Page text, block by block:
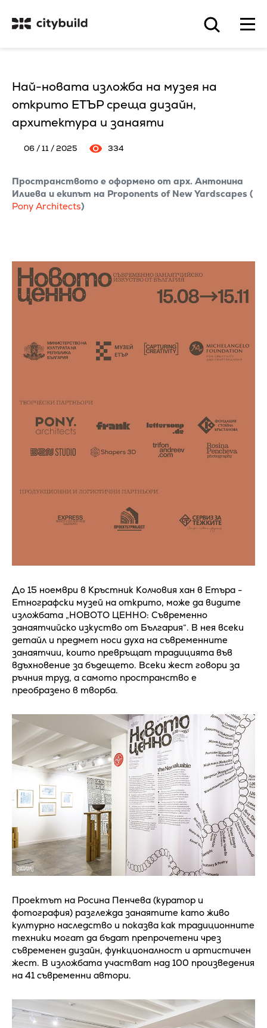
Най-новата изложба на музея на
открито ЕТЪР среща дизайн,
архитектура и занаяти
06 / 11 / 2025 334
Пространството е оформено от арх. Антонина
Илиева и екипът на Proponents of New Yardscapes (
Pony Architects)
До 15 ноември в Кръстник Колчовия хан в Етъра -
Етнографски музей на открито, може да видите
изложбата „НОВОТО ЦЕННО: Съвременно
занаятчийско изкуство от България“. В нея всеки
детайл и предмет носи духа на съвременните
занаятчии, които превръщат традицията във
вдъхновение за бъдещето. Всеки жест говори за
ръчния труд, а самото пространство е
преобразено в творба.
Проектът на Росина Пенчева (куратор и
фотография) разглежда занаятите като живо
културно наследство и показва как традиционните
техники могат да бъдат препрочетени чрез
съвременен дизайн, функционалност и артистичен
жест. В изложбата участват над 100 произведения
на 41 съвременни автори.